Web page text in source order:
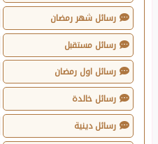
رسائل شهر رمضان
رسائل مستقبل
رسائل اول رمضان
رسائل خالدة
رسائل دينية